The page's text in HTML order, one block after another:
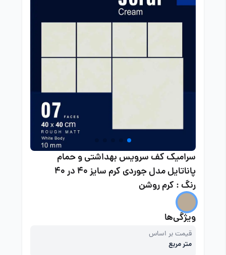
سرامیک کف سرویس بهداشتی و حمام
پاناتایل مدل جوردی کرم سایز 40 در 40
رنگ : کرم روشن
ویژگی‌ها
قیمت بر اساس
متر مربع